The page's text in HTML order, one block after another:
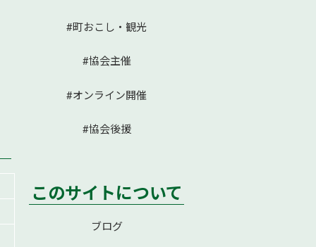
#町おこし・観光
#協会主催
#オンライン開催
#協会後援
このサイトについて
ブログ